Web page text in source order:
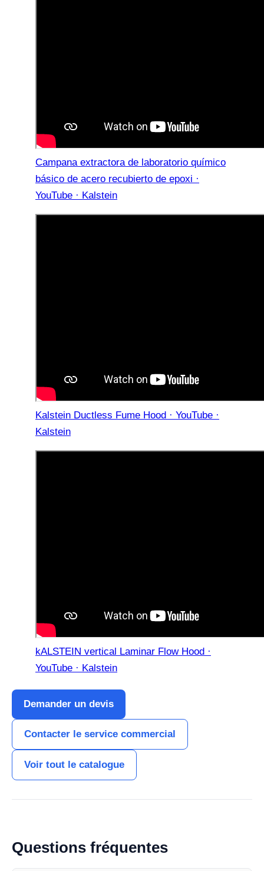
Campana extractora de laboratorio químico
básico de acero recubierto de epoxi ·
YouTube · Kalstein
Kalstein Ductless Fume Hood · YouTube ·
Kalstein
kALSTEIN vertical Laminar Flow Hood ·
YouTube · Kalstein
Demander un devis
Contacter le service commercial
Voir tout le catalogue
Questions fréquentes